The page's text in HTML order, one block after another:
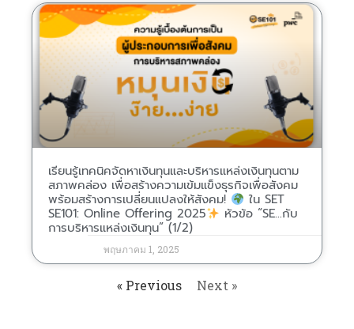
เรียนรู้เทคนิคจัดหาเงินทุนและบริหารแหล่งเงินทุนตาม
สภาพคล่อง เพื่อสร้างความเข้มแข็งธุรกิจเพื่อสังคม
พร้อมสร้างการเปลี่ยนแปลงให้สังคม!
ใน SET
SE101: Online Offering 2025
หัวข้อ “SE…กับ
การบริหารแหล่งเงินทุน” (1/2)
พฤษภาคม 1, 2025
« Previous Next »